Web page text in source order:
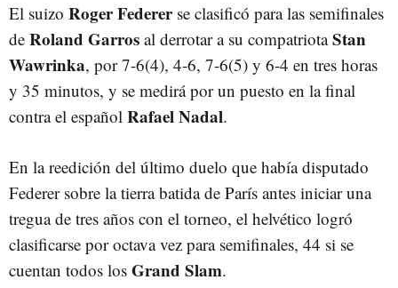
El suizo Roger Federerse clasificó para las semifinales
de Roland Garros al derrotar a su compatriotaStan
Wawrinka, por 7-6(4), 4-6, 7-6(5) y 6-4 en tres horas
y 35 minutos, y se medirá por un puesto en la final
contra el español Rafael Nadal.
En la reedición del último duelo que había disputado
Federer sobre la tierra batida de París antes iniciar una
tregua de tres años con el torneo, el helvético logró
clasificarse por octava vez para semifinales, 44 si se
cuentan todos los Grand Slam.